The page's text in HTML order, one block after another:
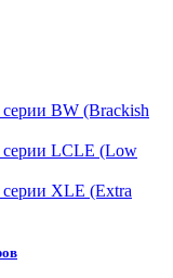
BW (Brackish
LCLE (Low
XLE (Extra